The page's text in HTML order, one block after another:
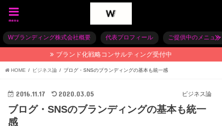
menu
Wブランディング株式会社概要 代表プロフィール ご提供中のメニュー
ブランド化戦略コンサルティング受付中
HOME ビジネス論 ブログ・SNSのブランディングの基本も統一感
ビジネス論
2016.11.17 2020.03.05
ブログ・SNSのブランディングの基本も統一
感